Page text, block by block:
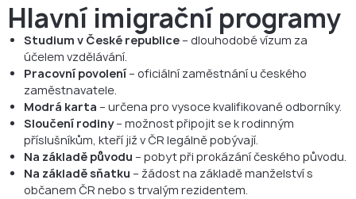
Hlavní imigrační programy
Studium v České republice– dlouhodobé vízum za
účelem vzdělávání.
Pracovní povolení– oficiální zaměstnání u českého
zaměstnavatele.
Modrá karta – určena pro vysoce kvalifikované odborníky.
Sloučení rodiny– možnost připojit se k rodinným
příslušníkům, kteří již v ČR legálně pobývají.
Na základě původu – pobyt při prokázání českého původu.
Na základě sňatku – žádost na základě manželství s
občanem ČR nebo s trvalým rezidentem.